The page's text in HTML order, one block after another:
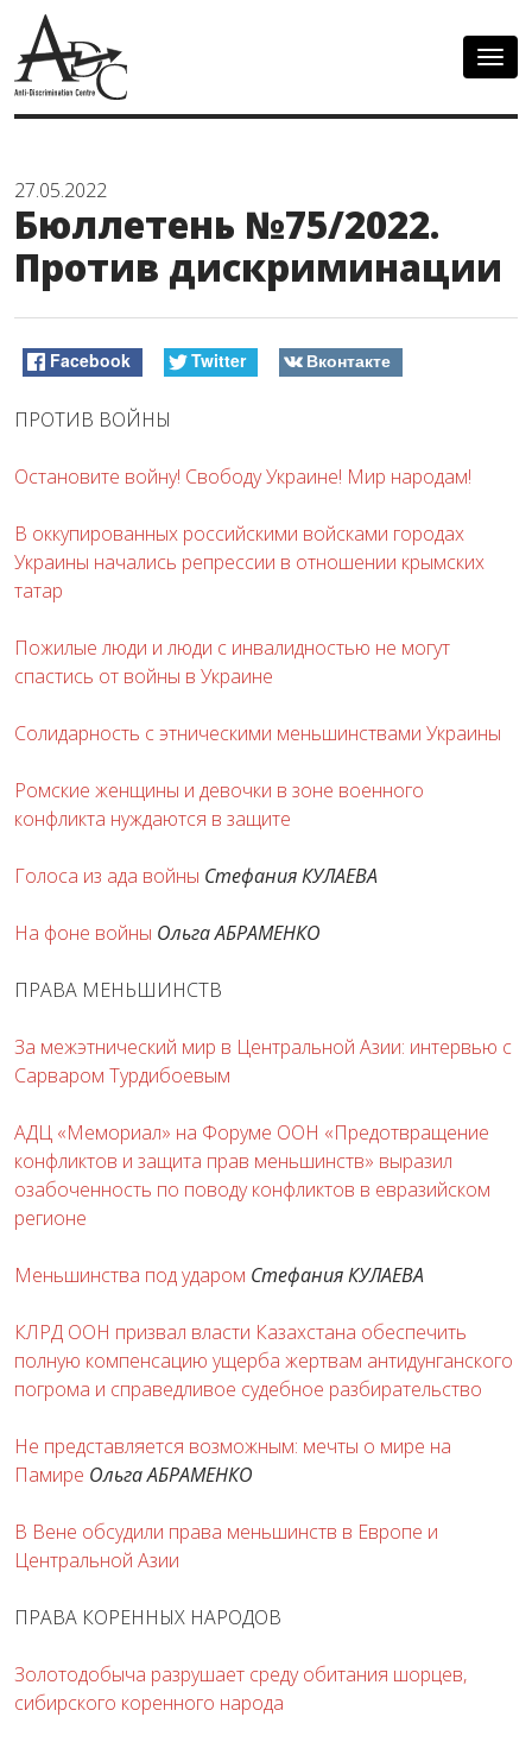
27.05.2022
Бюллетень №75/2022.
Против дискриминации
Facebook Twitter Вконтакте
ПРОТИВ ВОЙНЫ
Остановите войну! Свободу Украине! Мир народам!
В оккупированных российскими войсками городах
Украины начались репрессии в отношении крымских
татар
Пожилые люди и люди с инвалидностью не могут
спастись от войны в Украине
Солидарность с этническими меньшинствами Украины
Ромские женщины и девочки в зоне военного
конфликта нуждаются в защите
Голоса из ада войны Стефания КУЛАЕВА
На фоне войны Ольга АБРАМЕНКО
ПРАВА МЕНЬШИНСТВ
За межэтнический мир в Центральной Азии: интервью с
Сарваром Турдибоевым
АДЦ «Мемориал» на Форуме ООН «Предотвращение
конфликтов и защита прав меньшинств» выразил
озабоченность по поводу конфликтов в евразийском
регионе
Меньшинства под ударом Стефания КУЛАЕВА
КЛРД ООН призвал власти Казахстана обеспечить
полную компенсацию ущерба жертвам антидунганского
погрома и справедливое судебное разбирательство
Не представляется возможным: мечты о мире на
Памире Ольга АБРАМЕНКО
В Вене обсудили права меньшинств в Европе и
Центральной Азии
ПРАВА КОРЕННЫХ НАРОДОВ
Золотодобыча разрушает среду обитания шорцев,
сибирского коренного народа